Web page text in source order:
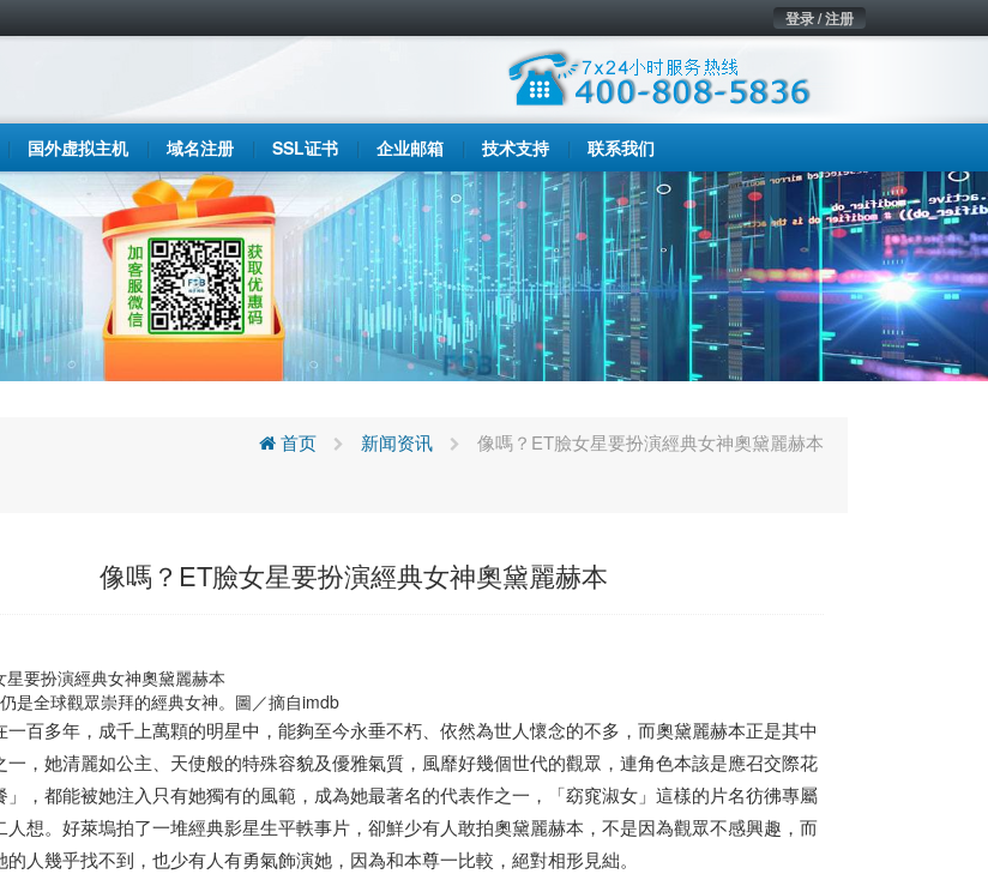
登录 / 注册
国外虚拟主机 域名注册 SSL证书 企业邮箱 技术支持 联系我们
首页 新闻资讯 像嗎？ET臉女星要扮演經典女神奧黛麗赫本
像嗎？ET臉女星要扮演經典女神奧黛麗赫本
是全球觀眾崇拜的經典女神。圖／摘自imdb
一百多年，成千上萬顆的明星中，能夠至今永垂不朽、依然為世人懷念的不多，而奧黛麗赫本正是其中
一，她清麗如公主、天使般的特殊容貌及優雅氣質，風靡好幾個世代的觀眾，連角色本該是應召交際花
」，都能被她注入只有她獨有的風範，成為她最著名的代表作之一，「窈窕淑女」這樣的片名彷彿專屬
人想。好萊塢拍了一堆經典影星生平軼事片，卻鮮少有人敢拍奧黛麗赫本，不是因為觀眾不感興趣，而
的人幾乎找不到，也少有人有勇氣飾演她，因為和本尊一比較，絕對相形見絀。